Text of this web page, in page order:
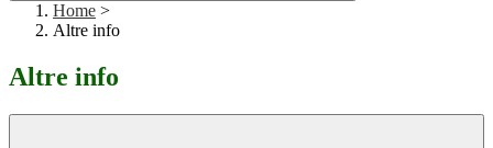
Home >
Altre info
Altre info